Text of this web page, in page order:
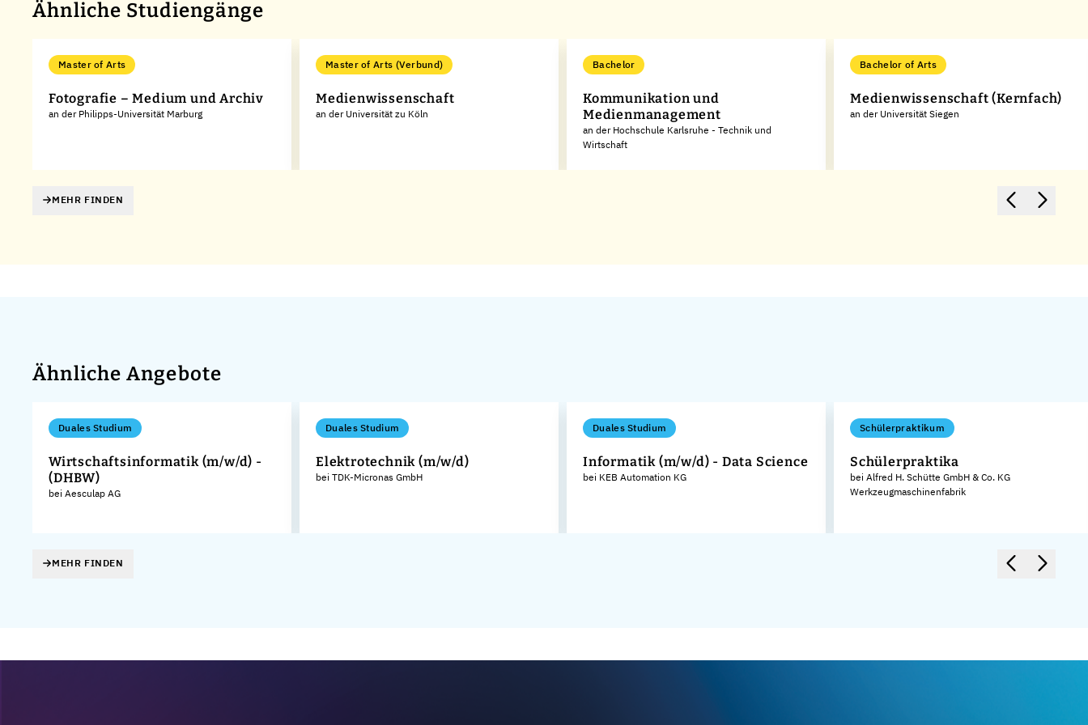
Ähnliche Studiengänge
Master of Arts
Fotografie – Medium und Archiv
an der Philipps-Universität Marburg
Master of Arts (Verbund)
Medienwissenschaft
an der Universität zu Köln
Bachelor
Kommunikation und
Medienmanagement
an der Hochschule Karlsruhe - Technik und
Wirtschaft
Bachelor of Arts
Medienwissenschaft (Kernfach)
an der Universität Siegen
MEHR FINDEN
Ähnliche Angebote
Duales Studium
Wirtschaftsinformatik (m/w/d) -
(DHBW)
bei Aesculap AG
Duales Studium
Elektrotechnik (m/w/d)
bei TDK-Micronas GmbH
Duales Studium
Informatik (m/w/d) - Data Science
bei KEB Automation KG
Schülerpraktikum
Schülerpraktika
bei Alfred H. Schütte GmbH & Co. KG
Werkzeugmaschinenfabrik
MEHR FINDEN